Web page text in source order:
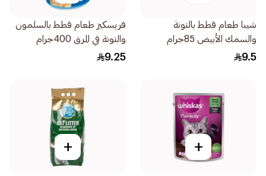
شيبا طعام قطط بالتونة
والسمك الأبيض 85جرام
9.5
فريسكيز طعام قطط بالسلمون
والتونة في المرق 400جرام
9.25
+
+